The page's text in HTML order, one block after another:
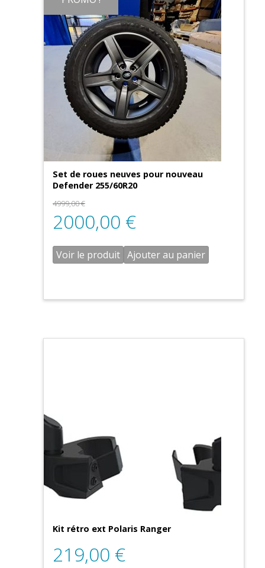
Set de roues neuves pour nouveau
Defender 255/60R20
4999,00€
2000,00 €
Voir le produit Ajouter au panier
Kit rétro ext Polaris Ranger
219,00 €